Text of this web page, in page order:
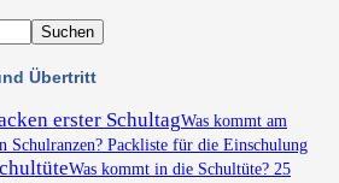
Übertritt
Was kommt am
Schulranzen? Packliste für die Einschulung
Was kommt in die Schultüte? 25